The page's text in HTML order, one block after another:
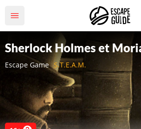
Escape Game S.T.E.A.M.
Sherlock Holmes et